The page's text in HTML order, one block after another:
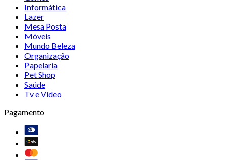
Informática
Lazer
Mesa Posta
Móveis
Mundo Beleza
Organização
Papelaria
Pet Shop
Saúde
Tv e Vídeo
Pagamento